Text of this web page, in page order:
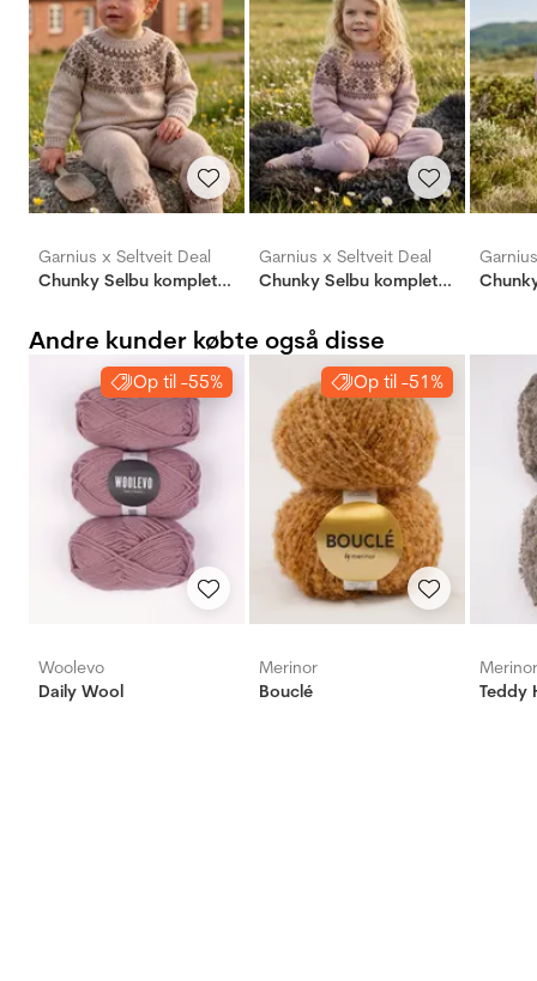
Garnius x Seltveit Deal
Chunky Selbu komplett pakkedeal
Garnius x Seltveit Deal
Chunky Selbu komplett pakkedeal
Andre kunder købte også disse
Op til -55%
Woolevo
Daily Wool
Op til -51%
Merinor
Bouclé
Merinor
Teddy